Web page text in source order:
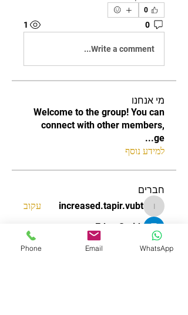
0
0
1
Write a comment...
מי אנחנו
Welcome to the group! You can
connect with other members,
ge
...
למידע נוסף
חברים
increased.tapir.vubt
increased.tapir.vubt
עקוב
Edee Smith
James Smith
עקוב
Phone Email WhatsApp